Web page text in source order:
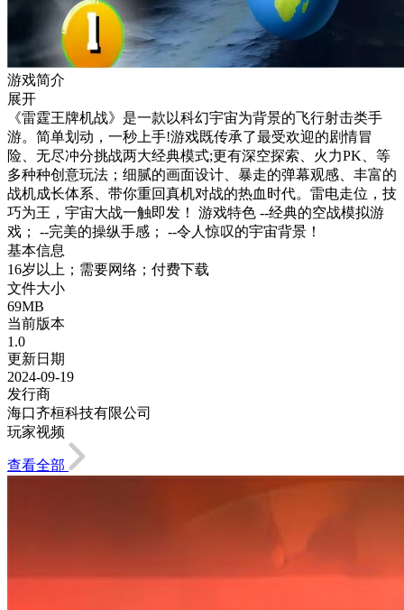
游戏简介
展开
《雷霆王牌机战》是一款以科幻宇宙为背景的飞行射击类手
游。简单划动，一秒上手!游戏既传承了最受欢迎的剧情冒
险、无尽冲分挑战两大经典模式;更有深空探索、火力PK、等
多种种创意玩法；细腻的画面设计、暴走的弹幕观感、丰富的
战机成长体系、带你重回真机对战的热血时代。雷电走位，技
巧为王，宇宙大战一触即发！ 游戏特色 --经典的空战模拟游
戏； --完美的操纵手感； --令人惊叹的宇宙背景！
基本信息
16岁以上；需要网络；付费下载
文件大小
69MB
当前版本
1.0
更新日期
2024-09-19
发行商
海口齐桓科技有限公司
玩家视频
查看全部